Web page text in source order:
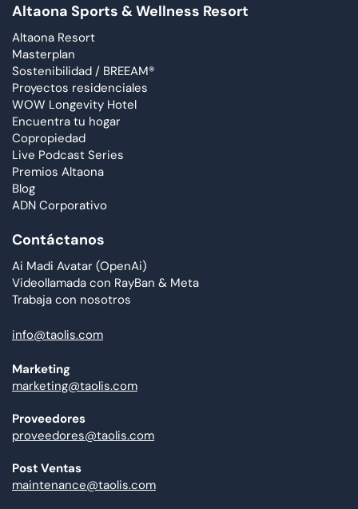
Altaona Sports & Wellness Resort
Altaona Resort
Masterplan
Sostenibilidad / BREEAM®
Proyectos residenciales
WOW Longevity Hotel
Encuentra tu hogar
Copropiedad
Live Podcast Series
Premios Altaona
Blog
ADN Corporativo
Contáctanos
Ai Madi Avatar (OpenAi)
Videollamada con RayBan & Meta
Trabaja con nosotros
info@taolis.com
Marketing
marketing@taolis.com
Proveedores
proveedores@taolis.com
Post Ventas
maintenance@taolis.com